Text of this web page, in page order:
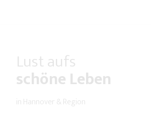
Lust aufs
schöne Leben
in Hannover & Region